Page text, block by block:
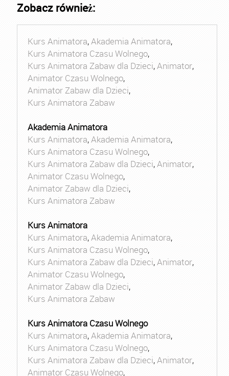
Zobacz również:
Kurs Animatora,Akademia Animatora,
Kurs Animatora Czasu Wolnego,
Kurs Animatora Zabaw dla Dzieci,Animator,
Animator Czasu Wolnego,
Animator Zabaw dla Dzieci,
Kurs Animatora Zabaw
Akademia Animatora
Kurs Animatora,Akademia Animatora,
Kurs Animatora Czasu Wolnego,
Kurs Animatora Zabaw dla Dzieci,Animator,
Animator Czasu Wolnego,
Animator Zabaw dla Dzieci,
Kurs Animatora Zabaw
Kurs Animatora
Kurs Animatora,Akademia Animatora,
Kurs Animatora Czasu Wolnego,
Kurs Animatora Zabaw dla Dzieci,Animator,
Animator Czasu Wolnego,
Animator Zabaw dla Dzieci,
Kurs Animatora Zabaw
Kurs Animatora Czasu Wolnego
Kurs Animatora,Akademia Animatora,
Kurs Animatora Czasu Wolnego,
Kurs Animatora Zabaw dla Dzieci,Animator,
Animator Czasu Wolnego,